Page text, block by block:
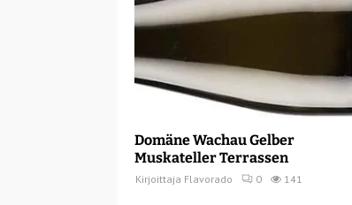
Domäne Wachau Gelber
Muskateller Terrassen
Kirjoittaja Flavorado 0 141